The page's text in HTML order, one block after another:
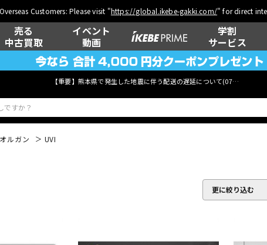
Customers: Please visit "https://global.ikebe-gakki.com/" for direct
売る
中古買取
イベント
動画
学割
サービス
【重要】熊本県で発生した地震に伴う配送の遅延について(07月29日
ルガン UVI
更に絞り込む